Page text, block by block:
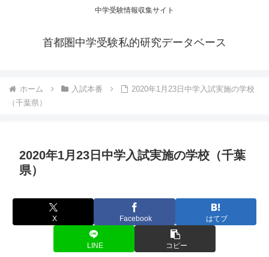
中学受験情報収集サイト
首都圏中学受験私的研究データベース
ホーム 入試本番
2020年1月23日中学入試実施の学校
（千葉県）
2020年1月23日中学入試実施の学校（千葉
県）
X Facebook はてブ
LINE コピー